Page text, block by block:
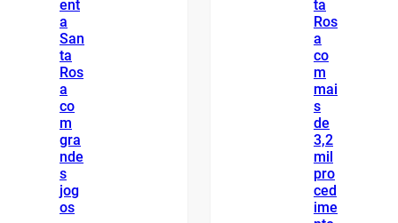
ent
a
San
ta
Ros
a
co
m
gra
nde
s
jog
os
ta
Ros
a
co
m
mai
s
de
3,2
mil
pro
ced
ime